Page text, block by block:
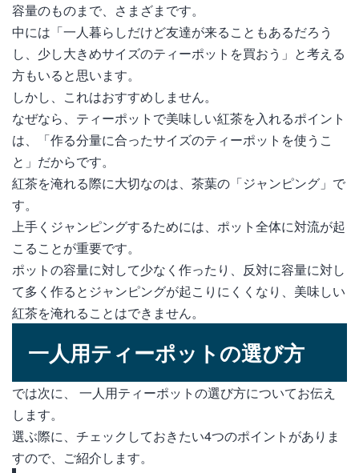
容量のものまで、さまざまです。
中には「一人暮らしだけど友達が来ることもあるだろう
し、少し大きめサイズのティーポットを買おう」と考える
方もいると思います。
しかし、これはおすすめしません。
なぜなら、ティーポットで美味しい紅茶を入れるポイント
は、「作る分量に合ったサイズのティーポットを使うこ
と」だからです。
紅茶を淹れる際に大切なのは、茶葉の「ジャンピング」で
す。
上手くジャンピングするためには、ポット全体に対流が起
こることが重要です。
ポットの容量に対して少なく作ったり、反対に容量に対し
て多く作るとジャンピングが起こりにくくなり、美味しい
紅茶を淹れることはできません。
一人用ティーポットの選び方
では次に、 一人用ティーポットの選び方についてお伝え
します。
選ぶ際に、チェックしておきたい4つのポイントがありま
すので、ご紹介します。